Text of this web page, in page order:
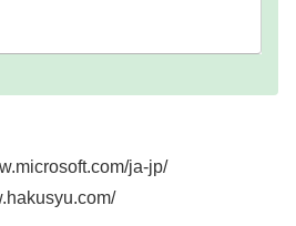
ja-jp/